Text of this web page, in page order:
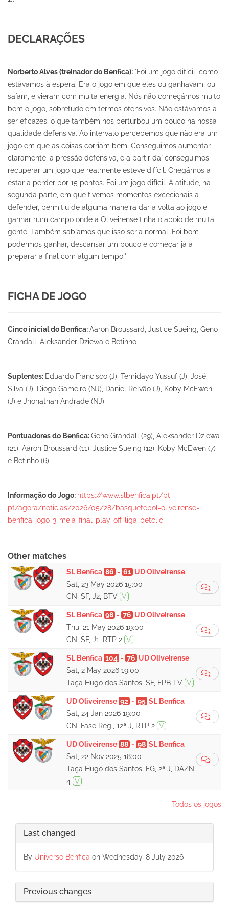
DECLARAÇÕES
Norberto Alves (treinador do Benfica): "Foi um jogo difícil, como
estávamos à espera. Era o jogo em que eles ou ganhavam, ou
saíam, e vieram com muita energia. Nós não começámos muito
bem o jogo, sobretudo em termos ofensivos. Não estávamos a
ser eficazes, o que também nos perturbou um pouco na nossa
qualidade defensiva. Ao intervalo percebemos que não era um
jogo em que as coisas corriam bem. Conseguimos aumentar,
claramente, a pressão defensiva, e a partir daí conseguimos
recuperar um jogo que realmente esteve difícil. Chegámos a
estar a perder por 15 pontos. Foi um jogo difícil. A atitude, na
segunda parte, em que tivemos momentos excecionais a
defender, permitiu de alguma maneira dar a volta ao jogo e
ganhar num campo onde a Oliveirense tinha o apoio de muita
gente. Também sabíamos que isso seria normal. Foi bom
podermos ganhar, descansar um pouco e começar já a
preparar a final com algum tempo."
FICHA DE JOGO
Cinco inicial do Benfica:Aaron Broussard, Justice Sueing, Geno
Crandall, Aleksander Dziewa e Betinho
Suplentes: Eduardo Francisco (J), Temidayo Yussuf (J), José
Silva (J), Diogo Gameiro (NJ), Daniel Relvão (J), Koby McEwen
(J) e Jhonathan Andrade (NJ)
Pontuadores do Benfica:Geno Grandall (29), Aleksander Dziewa
(21), Aaron Broussard (11), Justice Sueing (12), Koby McEwen (7)
e Betinho (6)
Informação do Jogo: https://www.slbenfica.pt/pt-
pt/agora/noticias/2026/05/28/basquetebol-oliveirense-
benfica-jogo-3-meia-final-play-off-liga-betclic
Other matches
SL Benfica 86 - 61 UD Oliveirense
Sat, 23 May 2026 15:00
CN, SF, J2, BTV V
SL Benfica 98- 76 UD Oliveirense
Thu, 21 May 2026 19:00
CN, SF, J1, RTP 2 V
SL Benfica 104- 76 UD Oliveirense
Sat, 2 May 2026 19:00
Taça Hugo dos Santos, SF, FPB TV V
UD Oliveirense 92- 95 SL Benfica
Sat, 24 Jan 2026 19:00
CN, Fase Reg., 12ª J, RTP 2 V
UD Oliveirense 88- 98 SL Benfica
Sat, 22 Nov 2025 18:00
Taça Hugo dos Santos, FG, 2ª J, DAZN
4 V
Todos os jogos
Last changed
By Universo Benfica on Wednesday, 8 July 2026
Previous changes